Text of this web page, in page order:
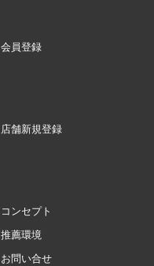
会員登録
店舗新規登録
コンセプト
推薦環境
お問い合せ